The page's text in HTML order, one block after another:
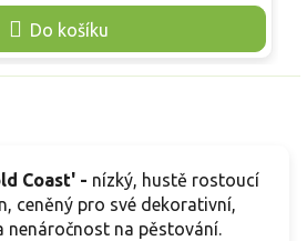
Do košíku
zimní barvu a kontrast k
Coast' - nízký, hustě rostoucí
ceněný pro své dekorativní,
nenáročnost na pěstování.